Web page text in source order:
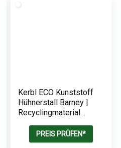
Kerbl ECO Kunststoff
Hühnerstall Barney |
Recyclingmaterial
Holz | Wasserdicht |
Wetterbeständig
PREIS PRÜFEN*